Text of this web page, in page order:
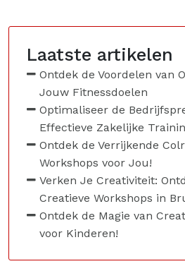
Laatste artikelen
Ontdek de Voordelen van
Jouw Fitnessdoelen
Optimaliseer de
Effectieve Zakelijke
Ontdek de Verrijkende
Workshops voor Jou!
Verken Je Creativiteit:
Creatieve Workshops in
Ontdek de Magie van
voor Kinderen!